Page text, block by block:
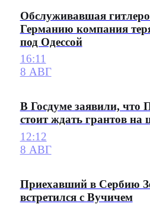
Обслуживавшая
Германию компания
под Одессой
16:11
8 АВГ
В Госдуме заявили, что
стоит ждать грантов на
12:12
8 АВГ
Приехавший в Сербию
встретился с Вучичем